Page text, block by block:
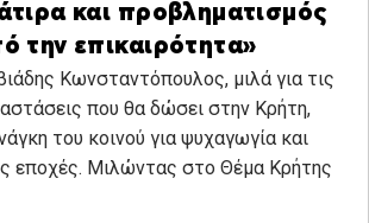
και προβληματισμός
την επικαιρότητα»
Κωνσταντόπουλος, μιλά για τις
που θα δώσει στην Κρήτη,
του κοινού για ψυχαγωγία και
εποχές. Μιλώντας στο Θέμα Κρήτης